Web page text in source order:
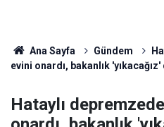
Ana Sayfa Gündem
evini onardı, bakanlık 'yıkacağız'
Hataylı